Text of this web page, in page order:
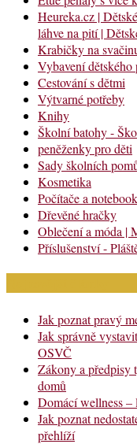
Heureka.cz |
láhve na pití |
Krabičky na
Vybavení dětského
Cestování s dětmi
Výtvarné potřeby
Knihy
Školní batohy -
peněženky pro děti
Sady školních
Kosmetika
Počítače a
Dřevěné hračky
Oblečení a móda |
Příslušenství -
Jak poznat pravý
Jak správně
OSVČ
Zákony a předpisy
domů
Domácí wellness –
Jak poznat
přehlíží